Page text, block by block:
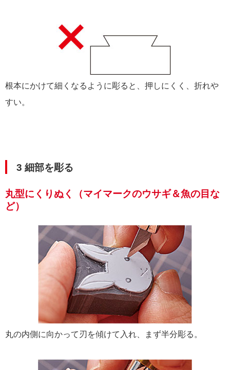
根本にかけて細くなるように彫ると、押しにくく、折れや
すい。
3 細部を彫る
丸型にくりぬく（マイマークのウサギ＆魚の目な
ど）
丸の内側に向かって刃を傾けて入れ、まず半分彫る。